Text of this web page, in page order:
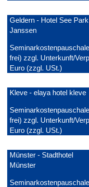
Geldern - Hotel See Park
Janssen
frei) zzgl. Unterkunft/
Euro (zzgl. USt.)
Kleve - elaya hotel kleve
frei) zzgl. Unterkunft/
Euro (zzgl. USt.)
Münster - Stadthotel
Münster